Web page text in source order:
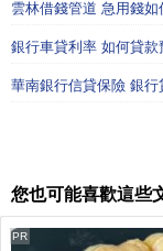
雲林借錢管道 急用錢
銀行車貸利率 如何貸
華南銀行信貸保險 銀
您也可能喜歡這些
PR